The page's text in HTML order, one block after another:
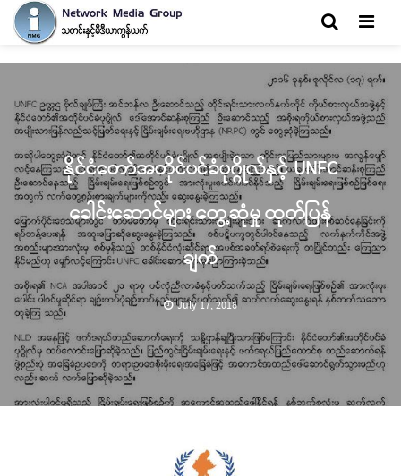
နိုင်ငံတော်အတိုင်ပင်ခံပုဂ္ဂိုလ်နှင့် UNFC
ခေါင်းဆောင်များ တွေ့ဆုံမှု ထုတ်ပြန်
ချက်
July 17, 2016